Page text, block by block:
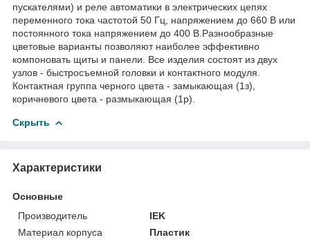
пускателями) и реле автоматики в электрических цепях
переменного тока частотой 50 Гц, напряжением до 660 В или
постоянного тока напряжением до 400 В.Разнообразные
цветовые варианты позволяют наиболее эффективно
компоновать щиты и панели. Все изделия состоят из двух
узлов - быстросъемной головки и контактного модуля.
Контактная группа черного цвета - замыкающая (1з),
коричневого цвета - размыкающая (1р).
Скрыть
Характеристики
Основные
Производитель
IEK
Материал корпуса
Пластик